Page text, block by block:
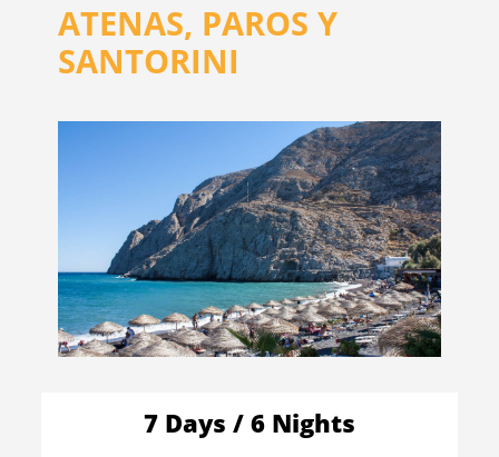
ATENAS, PAROS Y
SANTORINI
7 Days / 6 Nights